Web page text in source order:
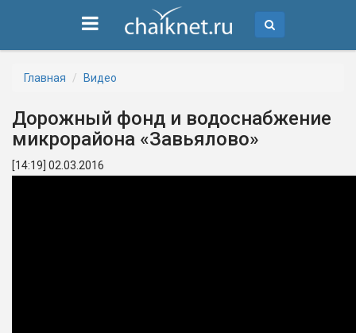
Главная Видео
Дорожный фонд и водоснабжение
микрорайона «Завьялово»
[14:19] 02.03.2016